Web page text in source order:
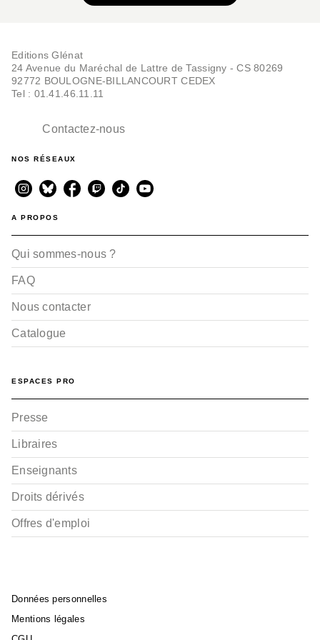
Editions Glénat
24 Avenue du Maréchal de Lattre de Tassigny - CS 80269
92772 BOULOGNE-BILLANCOURT CEDEX
Tel : 01.41.46.11.11
Contactez-nous
NOS RÉSEAUX
A PROPOS
Qui sommes-nous ?
FAQ
Nous contacter
Catalogue
ESPACES PRO
Presse
Libraires
Enseignants
Droits dérivés
Offres d'emploi
Données personnelles
Mentions légales